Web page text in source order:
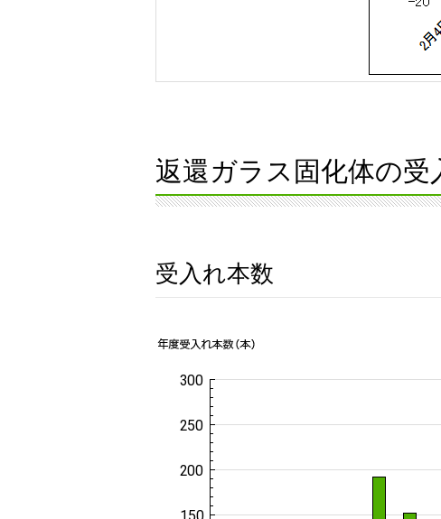
返還ガラス固化体の
受入れ本数